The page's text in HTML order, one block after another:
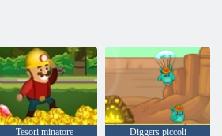
Tesori minatore Diggers piccoli